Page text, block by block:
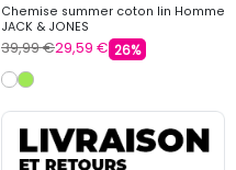
Chemise summer coton lin Homme
JACK & JONES
39,99 €29,59 € 26%